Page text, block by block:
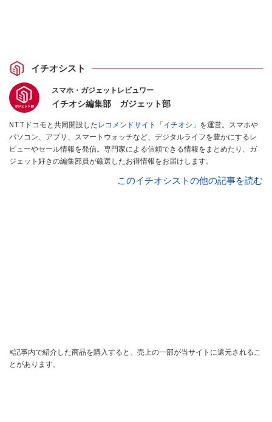
イチオシスト
スマホ・ガジェットレビュワー
イチオシ編集部 ガジェット部
NTTドコモと共同開設したレコメンドサイト「イチオシ」 を運営。スマホや
パソコン、アプリ、スマートウォッチなど、デジタルライフを豊かにするレ
ビューやセール情報を発信。専門家による信頼できる情報をまとめたり、ガ
ジェット好きの編集部員が厳選したお得情報をお届けします。
このイチオシストの他の記事を読む
※記事内で紹介した商品を購入すると、売上の一部が当サイトに還元されるこ
とがあります。